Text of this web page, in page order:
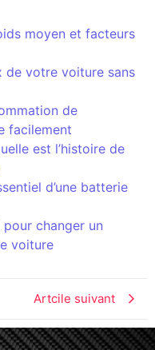
moyen et facteurs
de votre voiture sans
de
facilement
est l’histoire de
d’une batterie
changer un
voiture
Artcile suivant